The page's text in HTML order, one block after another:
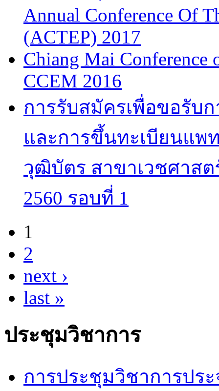
Annual Conference Of
(ACTEP) 2017
Chiang Mai Conference
CCEM 2016
การรับสมัครเพื่อขอรับ
และการขึ้นทะเบียนแพ
วุฒิบัตร สาขาเวชศาส
2560 รอบที่ 1
Pages
1
2
next ›
last »
ประชุมวิชาการ
การประชุมวิชาการปร